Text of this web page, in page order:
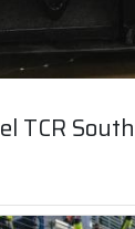
TCR South